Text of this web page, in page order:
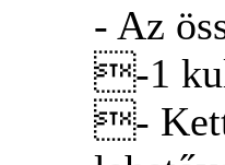
- Az
-1
-